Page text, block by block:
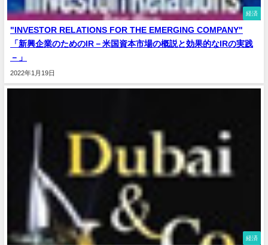
経済
"INVESTOR RELATIONS FOR THE EMERGING COMPANY"
「新興企業のためのIR－米国資本市場の概説と効果的なIRの実践
－」
2022年1月19日
経済